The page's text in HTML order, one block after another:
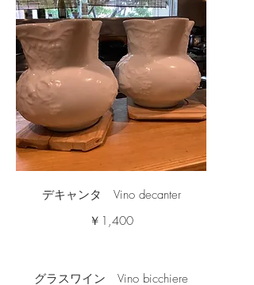
デキャンタ Vino decanter
￥1,400
グラスワイン Vino bicchiere